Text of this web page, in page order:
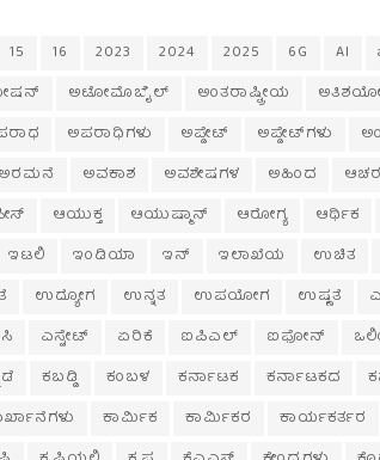
15 16 2023 2024 2025 6G AI
ಅಟೋಮೊಬೈಲ್ ಅಂತರಾಷ್ಟ್ರೀಯ
ಅಪರಾಧಿಗಳು ಅಪ್ಡೇಟ್ ಅಪ್ಡೇಟ್‌ಗಳು
ಅರಮನೆ ಅವಕಾಶ ಅವಶೇಷಗಳ ಅಹಿಂದ
ಆಯುಕ್ತ ಆಯುಷ್ಮಾನ್ ಆರೋಗ್ಯ ಆರ್ಥಿಕ
ಇಟಲಿ ಇಂಡಿಯಾ ಇನ್ ಇಲಾಖೆಯ ಉಚಿತ
ಉದ್ಯೋಗ ಉನ್ನತ ಉಪಯೋಗ ಉಷ್ಣತೆ
ಎಸ್ಟೇಟ್ ಏರಿಕೆ ಐಪಿಎಲ್ ಐಫೋನ್
ಕಬಡ್ಡಿ ಕಂಬಳ ಕರ್ನಾಟಕ ಕರ್ನಾಟಕದ
ಕಾರ್ಮಿಕ ಕಾರ್ಮಿಕರ ಕಾರ್ಯಕರ್ತರ